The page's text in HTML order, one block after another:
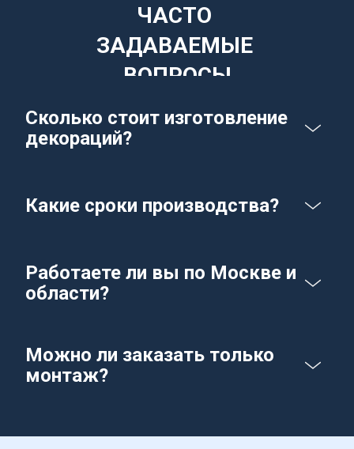
ЧАСТО
ЗАДАВАЕМЫЕ
ВОПРОСЫ
Сколько стоит изготовление
декораций?
Какие сроки производства?
Работаете ли вы по Москве и
области?
Можно ли заказать только
монтаж?